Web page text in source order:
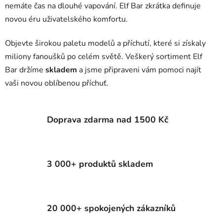
nemáte čas na dlouhé vapování. Elf Bar zkrátka definuje
novou éru uživatelského komfortu.
Objevte širokou paletu modelů a příchutí, které si získaly
miliony fanoušků po celém světě. Veškerý sortiment Elf
Bar držíme skladem a jsme připraveni vám pomoci najít
vaši novou oblíbenou příchuť.
Doprava zdarma nad 1500 Kč
3 000+ produktů skladem
20 000+ spokojených zákazníků